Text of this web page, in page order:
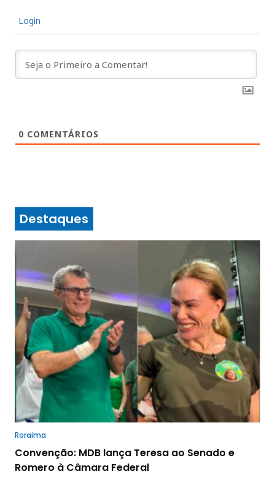
Login
0 COMENTÁRIOS
Destaques
Roraima
Convenção: MDB lança Teresa ao Senado e
Romero à Câmara Federal